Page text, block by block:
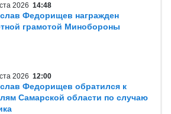
2026 14:48
Федорищев награжден
грамотой Минобороны
2026 12:00
Федорищев обратился к
Самарской области по случаю